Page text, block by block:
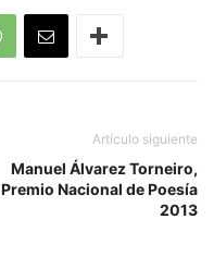
Artículo siguiente
Manuel Álvarez Torneiro,
Premio Nacional de Poesía
2013